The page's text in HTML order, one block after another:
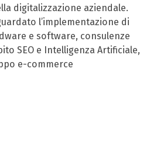
digitalizzazione aziendale.
l’implementazione di
e software, consulenze
SEO e Intelligenza Artificiale,
e-commerce